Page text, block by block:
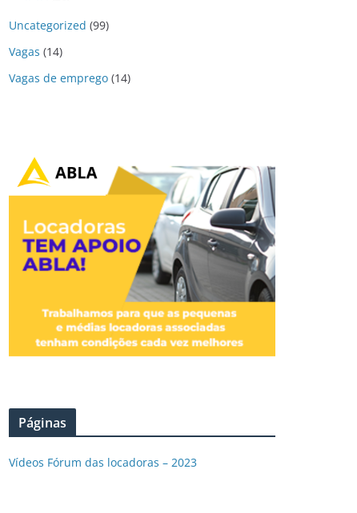
Uncategorized (99)
Vagas (14)
Vagas de emprego (14)
Páginas
Vídeos Fórum das locadoras – 2023